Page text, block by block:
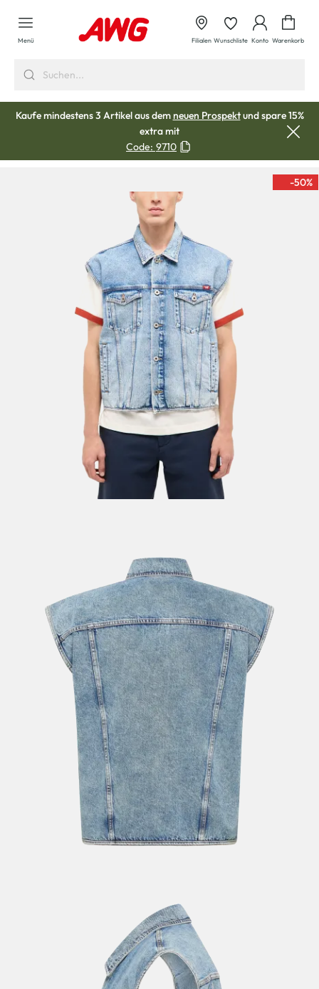
springen
Menü Filialen Wunschliste Konto Warenkorb
Kaufe mindestens 3 Artikel aus demneuen Prospektund spare 15%
extra mit
Code: 9710
-50%